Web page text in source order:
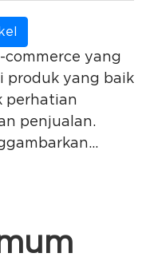
commerce yang
produk yang baik
perhatian
penjualan.